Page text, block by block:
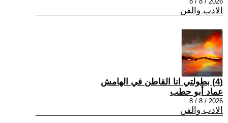
الادب والفن
(4) بطولتي انا القاطن في الهامش
عماد أبو حطب
2026 / 8 / 8
الادب والفن